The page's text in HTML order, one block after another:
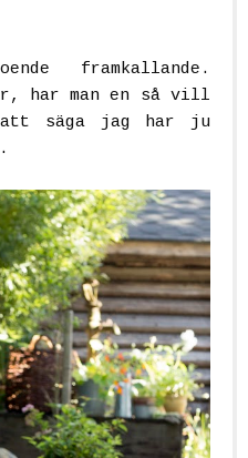
framkallande.
har man en så vill
säga jag har ju